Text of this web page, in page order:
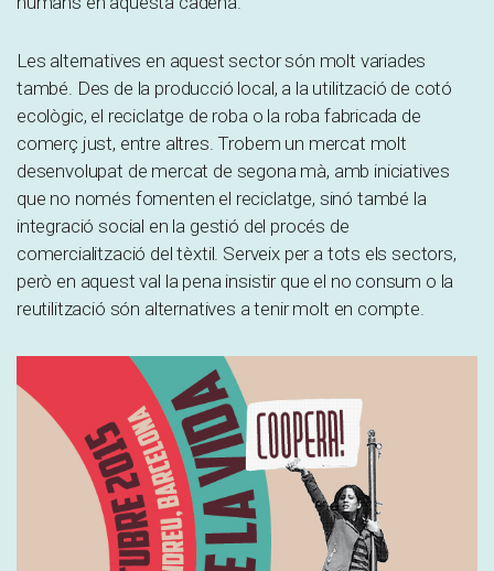
Les alternatives en aquest sector són molt variades
també. Des de la producció local, a la utilització de cotó
ecològic, el reciclatge de roba o la roba fabricada de
comerç just, entre altres. Trobem un mercat molt
desenvolupat de mercat de segona mà, amb iniciatives
que no només fomenten el reciclatge, sinó també la
integració social en la gestió del procés de
comercialització del tèxtil. Serveix per a tots els sectors,
però en aquest val la pena insistir que el no consum o la
reutilització són alternatives a tenir molt en compte.